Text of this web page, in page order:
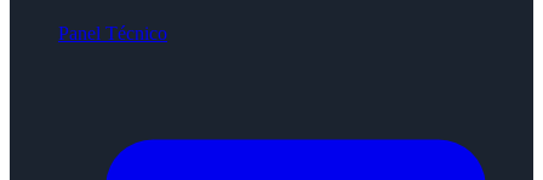
Panel Técnico